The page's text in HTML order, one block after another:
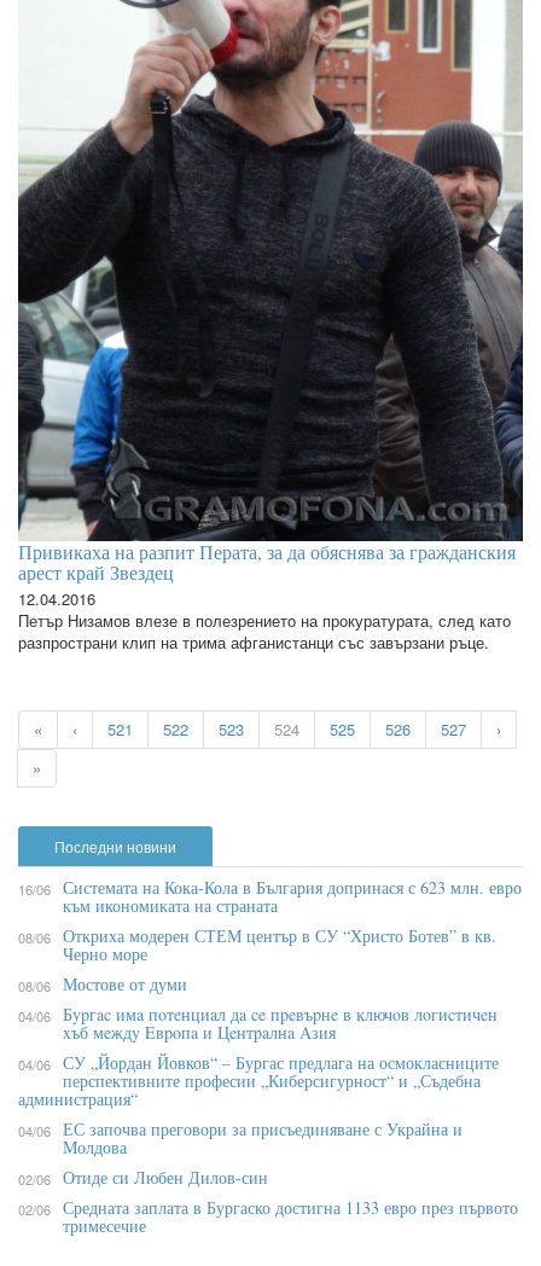
Привикаха на разпит Перата, за да обяснява за гражданския
арест край Звездец
12.04.2016
Петър Низамов влезе в полезрението на прокуратурата, след като
разпространи клип на трима афганистанци със завързани ръце.
« ‹ 521 522 523 524 525 526 527
›
»
Последни новини
16/06 Системата на Кока-Кола в България допринася с 623 млн. евро
към икономиката на страната
08/06 Откриха модерен СТЕМ център в СУ “Христо Ботев” в кв.
Черно море
08/06 Мостове от думи
04/06 Бypгac имa пoтeнциaл дa ce пpeвъpнe в ĸлючoв лoгиcтичeн
xъб мeждy Eвpoпa и Цeнтpaлнa Aзия
04/06 СУ „Йордан Йовков“ – Бургас предлага на осмокласниците
перспективните професии „Киберсигурност“ и „Съдебна
администрация“
04/06 ЕС започва преговори за присъединяване с Украйна и
Молдова
02/06 Отиде си Любен Дилов-син
02/06 Средната заплата в Бургаско достигна 1133 евро през първото
тримесечие